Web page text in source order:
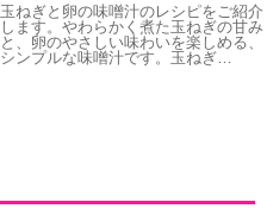
玉ねぎと卵の味噌汁のレシピをご紹介
します。やわらかく煮た玉ねぎの甘み
と、卵のやさしい味わいを楽しめる、
シンプルな味噌汁です。玉ねぎ…